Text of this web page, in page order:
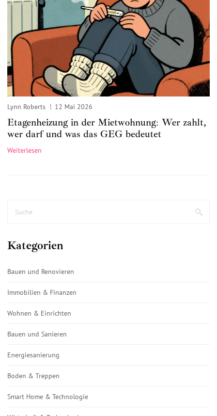
Lynn Roberts 12 Mai 2026
Etagenheizung in der Mietwohnung: Wer zahlt,
wer darf und was das GEG bedeutet
Weiterlesen
Kategorien
Bauen und Renovieren
Immobilien & Finanzen
Wohnen & Einrichten
Bauen und Sanieren
Energiesanierung
Boden & Treppen
Smart Home & Technologie